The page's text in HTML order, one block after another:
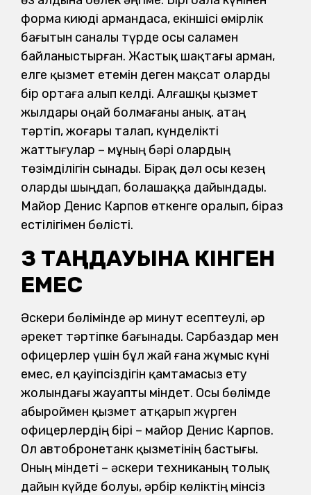
форма киюді армандаса, екіншісі өмірлік
бағытын саналы түрде осы саламен
байланыстырған. Жастық шақтағы арман,
елге қызмет етемін деген мақсат оларды
бір ортаға алып келді. Алғашқы қызмет
жылдары оңай болмағаны анық. Қатаң
тәртіп, жоғары талап, күнделікті
жаттығулар – мұның бәрі олардың
төзімділігін сынады. Бірақ дәл осы кезең
оларды шыңдап, болашаққа дайындады.
Майор Денис Карпов өткенге оралып, біраз
естілігімен бөлісті.
ӨЗ ТАҢДАУЫНА ӨКІНГЕН
ЕМЕС
Әскери бөлімінде әр минут есептеулі, әр
әрекет тәртіпке бағынады. Сарбаздар мен
офицерлер үшін бұл жай ғана жұмыс күні
емес, ел қауіпсіздігін қамтамасыз ету
жолындағы жауапты міндет. Осы бөлімде
абыроймен қызмет атқарып жүрген
офицерлердің бірі – майор Денис Карпов.
Ол автобронетанк қызметінің бастығы.
Оның міндеті – әскери техниканың толық
дайын күйде болуы, әрбір көліктің мінсіз